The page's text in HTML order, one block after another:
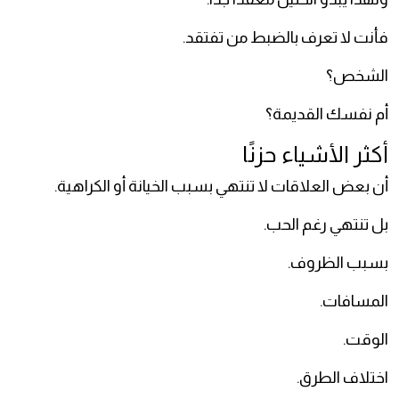
فأنت لا تعرف بالضبط من تفتقد.
الشخص؟
أم نفسك القديمة؟
أكثر الأشياء حزنًا
أن بعض العلاقات لا تنتهي بسبب الخيانة أو الكراهية.
بل تنتهي رغم الحب.
بسبب الظروف.
المسافات.
الوقت.
اختلاف الطرق.